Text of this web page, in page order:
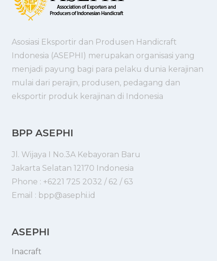
Asosiasi Eksportir dan Produsen Handicraft
Indonesia (ASEPHI) merupakan organisasi yang
menjadi payung bagi para pelaku dunia kerajinan
mulai dari perajin, produsen, pedagang dan
eksportir produk kerajinan di Indonesia
BPP ASEPHI
Jl. Wijaya I No.3A Kebayoran Baru
Jakarta Selatan 12170 Indonesia
Phone : +6221 725 2032 / 62 / 63
Email : bpp@asephi.id
ASEPHI
Inacraft